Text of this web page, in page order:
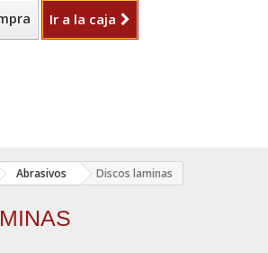
Ir a la caja
Abrasivos Discos laminas